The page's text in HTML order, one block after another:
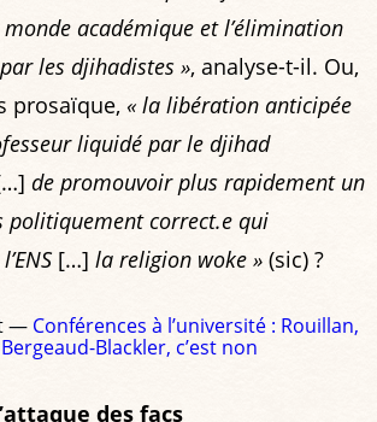
académique et l’élimination
les djihadistes », analyse-t-il. Ou,
prosaïque, « la libération anticipée
liquidé par le djihad
de promouvoir plus rapidement un
politiquement correct.e qui
[…] la religion woke » (sic) ?
— Conférences à l’université : Rouillan,
Blackler, c’est non
des facs